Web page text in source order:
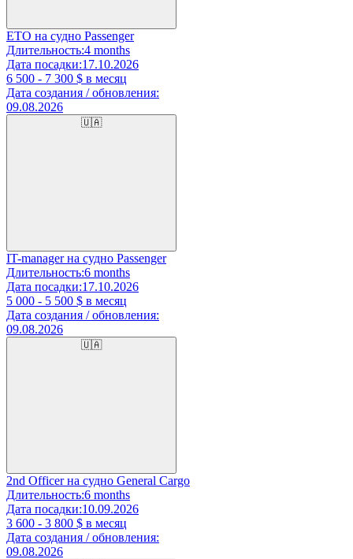
ETO на судно Passenger
Длительность:4 months
Дата посадки:17.10.2026
6 500 - 7 300 $ в месяц
Дата создания / обновления:
09.08.2026
🇺🇦
IT-manager на судно Passenger
Длительность:6 months
Дата посадки:17.10.2026
5 000 - 5 500 $ в месяц
Дата создания / обновления:
09.08.2026
🇺🇦
2nd Officer на судно General Cargo
Длительность:6 months
Дата посадки:10.09.2026
3 600 - 3 800 $ в месяц
Дата создания / обновления:
09.08.2026